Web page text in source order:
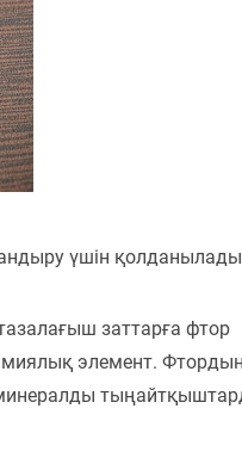
үшін
заттарға фтор
элемент.